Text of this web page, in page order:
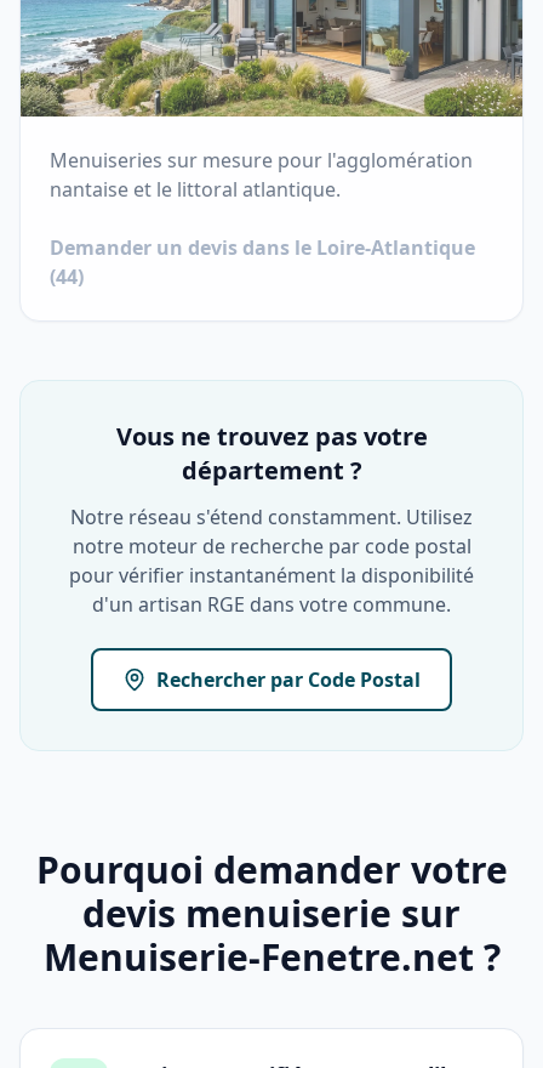
Menuiseries sur mesure pour l'agglomération
nantaise et le littoral atlantique.
Demander un devis dans le Loire-Atlantique
(44)
Vous ne trouvez pas votre
département ?
Notre réseau s'étend constamment. Utilisez
notre moteur de recherche par code postal
pour vérifier instantanément la disponibilité
d'un artisan RGE dans votre commune.
Rechercher par Code Postal
Pourquoi demander votre
devis menuiserie sur
Menuiserie-Fenetre.net ?